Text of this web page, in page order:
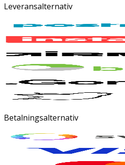
Leveransalternativ
Betalningsalternativ